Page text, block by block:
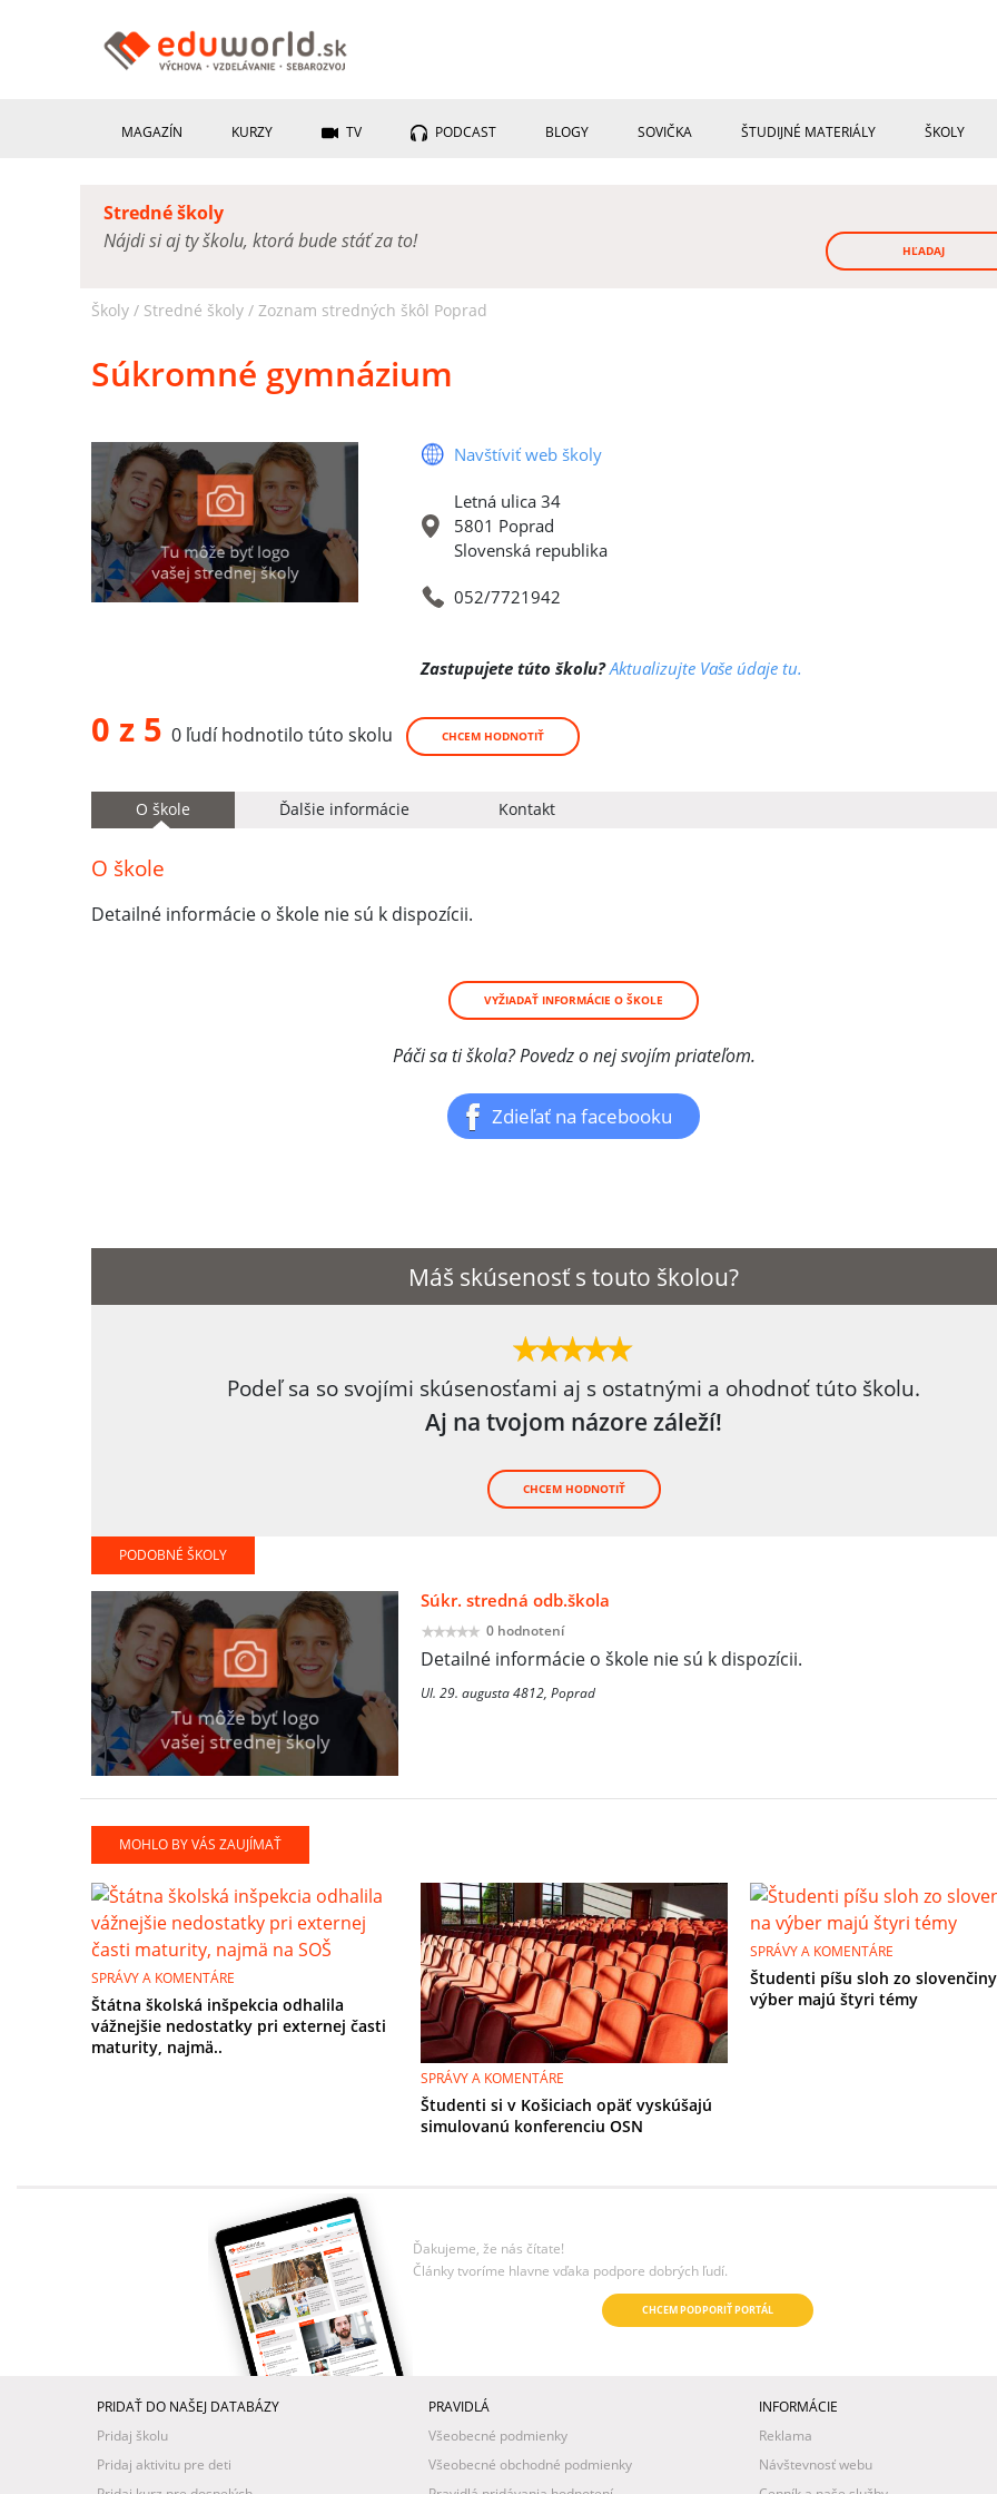
MAGAZÍN KURZY TV PODCAST BLOGY SOVIČKA ŠTUDIJNÉ MATERIÁLY ŠKOLY
Stredné školy
Nájdi si aj ty školu, ktorá bude stáť za to!
HĽADAJ
Školy / Stredné školy / Zoznam stredných škôl Poprad
Súkromné gymnázium
Navštíviť web školy
Letná ulica 34
5801 Poprad
Slovenská republika
052/7721942
Zastupujete túto školu? Aktualizujte Vaše údaje tu.
0 z 5 0 ľudí hodnotilo túto skolu CHCEM HODNOTIŤ
O škole Ďalšie informácie Kontakt
O škole
Detailné informácie o škole nie sú k dispozícii.
VYŽIADAŤ INFORMÁCIE O ŠKOLE
Páči sa ti škola? Povedz o nej svojím priateľom.
Zdieľať na facebooku
Máš skúsenosť s touto školou?
Podeľ sa so svojími skúsenosťami aj s ostatnými a ohodnoť túto školu.
Aj na tvojom názore záleží!
CHCEM HODNOTIŤ
PODOBNÉ ŠKOLY
Súkr. stredná odb.škola
0 hodnotení
Detailné informácie o škole nie sú k dispozícii.
Ul. 29. augusta 4812, Poprad
MOHLO BY VÁS ZAUJÍMAŤ
SPRÁVY A KOMENTÁRE
Štátna školská inšpekcia odhalila
vážnejšie nedostatky pri externej časti
maturity, najmä..
SPRÁVY A KOMENTÁRE
Študenti si v Košiciach opäť vyskúšajú
simulovanú konferenciu OSN
SPRÁVY A KOMENTÁRE
Študenti píšu sloh zo
výber majú štyri témy
Ďakujeme, že nás čítate!
Články tvoríme hlavne vďaka podpore dobrých ľudí.
CHCEM PODPORIŤ PORTÁL
PRIDAŤ DO NAŠEJ DATABÁZY
Pridaj školu
Pridaj aktivitu pre deti
PRAVIDLÁ
Všeobecné podmienky
Všeobecné obchodné podmienky
INFORMÁCIE
Reklama
Návštevnosť webu